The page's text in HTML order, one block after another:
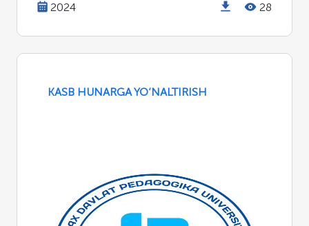
2024 28
KASB HUNARGA YO‘NALTIRISH